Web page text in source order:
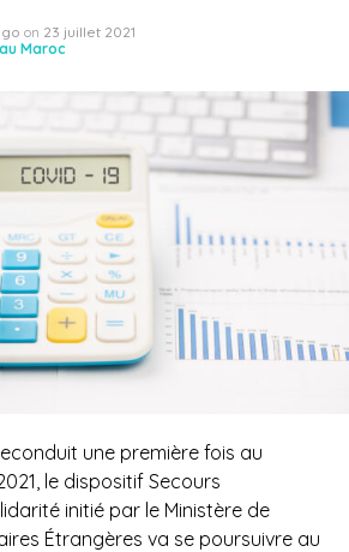
on 23 juillet 2021
Maroc
une première fois au
le dispositif Secours
initié par le Ministère de
Étrangères va se poursuivre au